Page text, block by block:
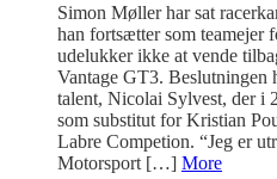
Simon Møller har sat
han fortsætter som teamejer
udelukker ikke at vende
Vantage GT3. Beslutningen
talent, Nicolai Sylvest, der i
som substitut for Kristian
Labre Competion. “Jeg er
Motorsport […] More